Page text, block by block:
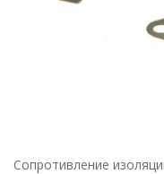
Сопротивление